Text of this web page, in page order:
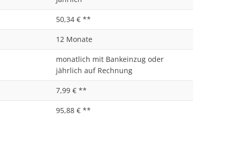
50,34 € **
12 Monate
monatlich mit Bankeinzug oder
jährlich auf Rechnung
7,99 € **
95,88 € **